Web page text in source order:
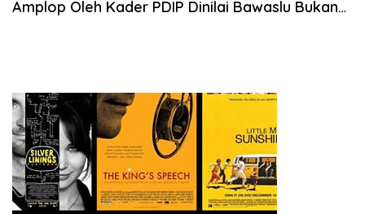
Amplop Oleh Kader PDIP Dinilai Bawaslu Bukan